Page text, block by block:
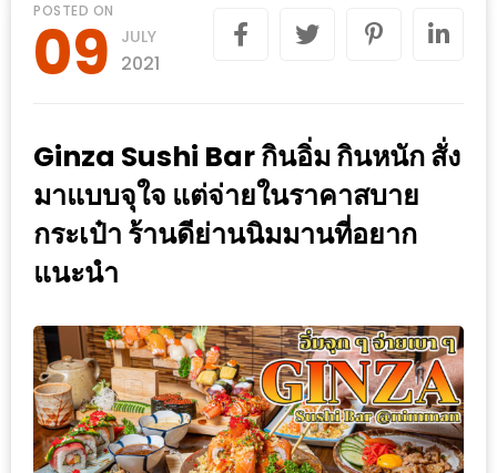
ความ
เป็น
เล่น
กัน
ฐานะ
อะไร
ก็ได้
…
งาน
ที่
ครบ
ครั้ง
ช้อป
ชิ
POSTED ON
09 JULY
2021
Ginza Sushi Bar กินอิ่ม กินหนัก สั่ง
มาแบบจุใจ แต่จ่ายในราคาสบาย
กระเป๋า ร้านดีย่านนิมมานที่อยาก
แนะนำ